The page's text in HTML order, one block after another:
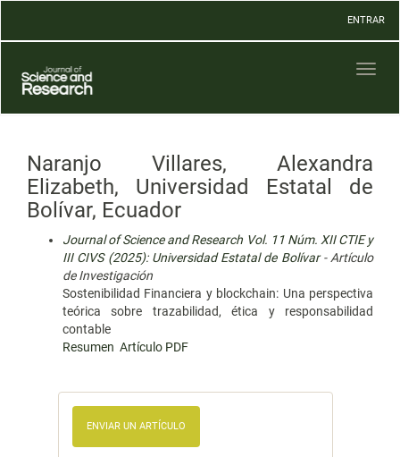
Contenido
Barra
lateral
ENTRAR
Naranjo Villares, Alexandra
Elizabeth, Universidad Estatal de
Bolívar, Ecuador
Journal of Science and Research Vol. 11 Núm. XII CTIE y
III CIVS (2025): Universidad Estatal de Bolívar- Artículo
de Investigación
Sostenibilidad Financiera y blockchain: Una perspectiva
teórica sobre trazabilidad, ética y responsabilidad
contable
Resumen Artículo PDF
ENVIAR UN ARTÍCULO